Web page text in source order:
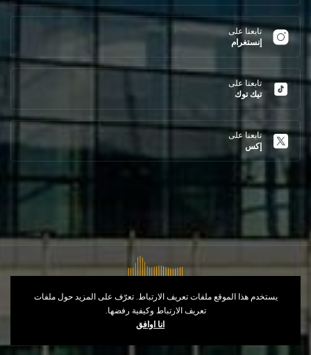
تابعنا على
إنستغرام
تابعنا على
تيك توك
تابعنا على
إكس
حقوق النشر © 2026 Opéra d'Alger
يستخدم هذا الموقع ملفات تعريف الارتباط. تعرّف على المزيد حول ملفات
تعريف الارتباط وكيفية رفضها.
انا اوافق